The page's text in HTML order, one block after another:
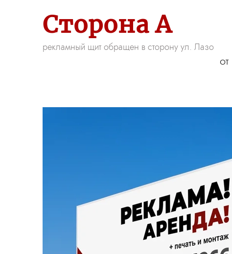
Сторона А
рекламный щит обращен в сторону ул. Лазо
от